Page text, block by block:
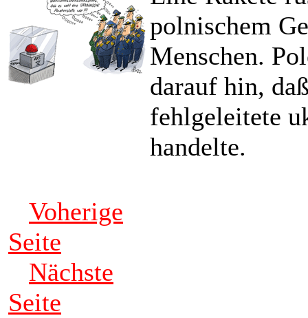
polnischem
Menschen.
darauf hin,
fehlgeleitete
handelte.
Voherige
Seite
Nächste
Seite